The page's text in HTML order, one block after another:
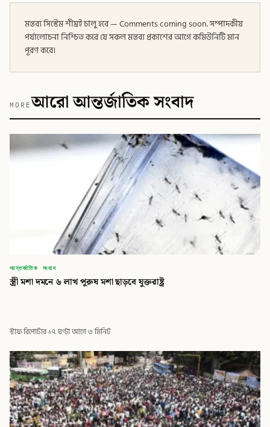
মন্তব্য সিস্টেম শীঘ্রই চালু হবে — Comments coming soon. সম্পাদকীয়
পর্যালোচনা নিশ্চিত করে যে সকল মন্তব্য প্রকাশের আগে কমিউনিটি মান
পূরণ করে।
MOREআরো আন্তর্জাতিক সংবাদ
আন্তর্জাতিক সংবাদ
স্ত্রী মশা দমনে ৬ লাখ পুরুষ মশা ছাড়বে যুক্তরাষ্ট্র
স্টাফ রিপোর্টার·১৭ ঘণ্টা আগে·৩ মিনিট